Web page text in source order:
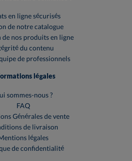
en ligne sécurisés
de notre catalogue
de nos produits en ligne
du contenu
de professionnels
légales
sommes-nous ?
FAQ
Générales de vente
de livraison
légales
de confidentialité